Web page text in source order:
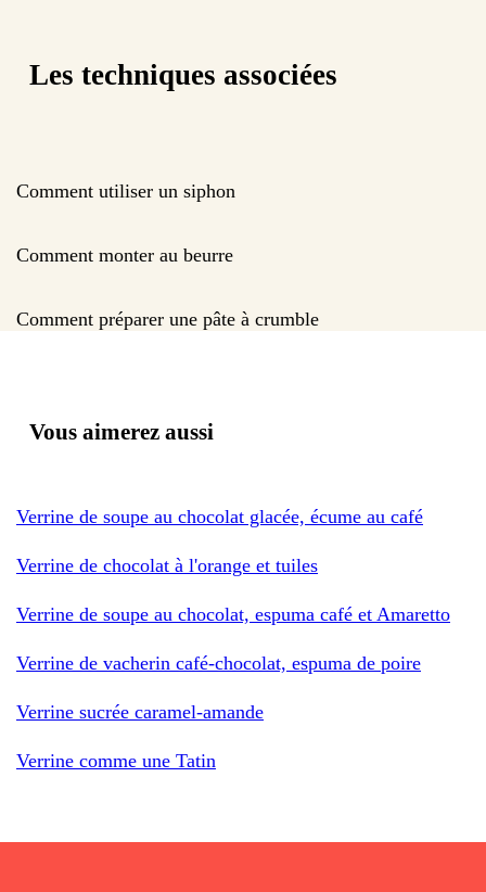
Les techniques associées
Comment utiliser un siphon
Comment monter au beurre
Comment préparer une pâte à crumble
Vous aimerez aussi
Verrine de soupe au chocolat glacée, écume au café
Verrine de chocolat à l'orange et tuiles
Verrine de soupe au chocolat, espuma café et Amaretto
Verrine de vacherin café-chocolat, espuma de poire
Verrine sucrée caramel-amande
Verrine comme une Tatin